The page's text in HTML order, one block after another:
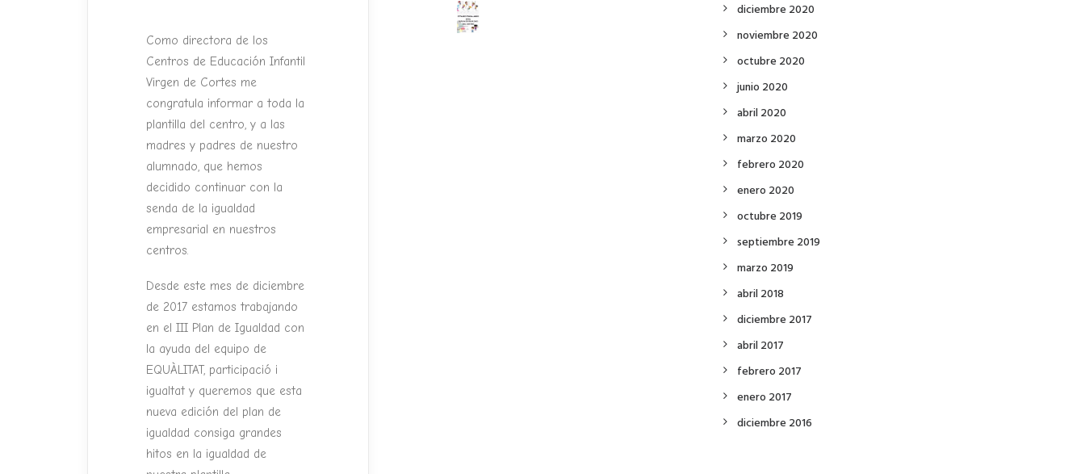
Como directora de los
Centros de Educación Infantil
Virgen de Cortes me
congratula informar a toda la
plantilla del centro, y a las
madres y padres de nuestro
alumnado, que hemos
decidido continuar con la
senda de la igualdad
empresarial en nuestros
centros.
Desde este mes de diciembre
de 2017 estamos trabajando
en el III Plan de Igualdad con
la ayuda del equipo de
EQUÀLITAT, participació i
igualtat y queremos que esta
nueva edición del plan de
igualdad consiga grandes
hitos en la igualdad de
diciembre 2020
noviembre 2020
octubre 2020
junio 2020
abril 2020
marzo 2020
febrero 2020
enero 2020
octubre 2019
septiembre 2019
marzo 2019
abril 2018
diciembre 2017
abril 2017
febrero 2017
enero 2017
diciembre 2016